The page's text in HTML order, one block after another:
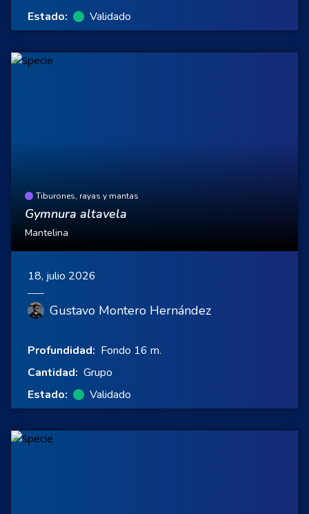
Estado:
Validado
Tiburones, rayas y mantas
Gymnura altavela
Mantelina
18, julio 2026
Gustavo Montero Hernández
Profundidad: Fondo 16 m.
Cantidad: Grupo
Estado:
Validado